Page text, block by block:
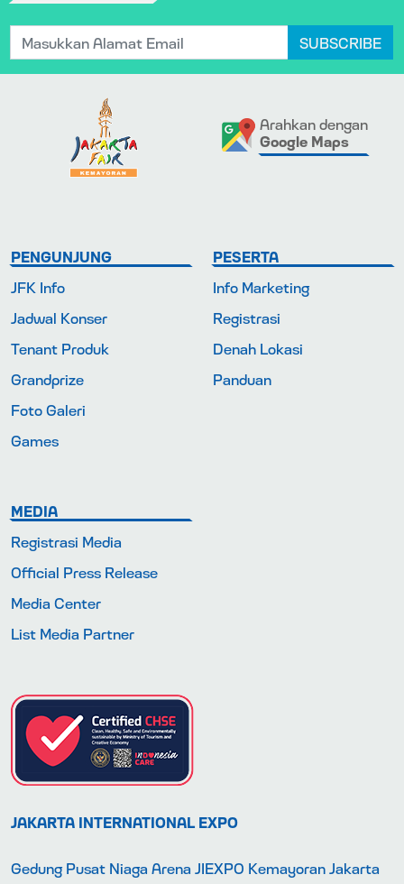
SUBSCRIBE
Arahkan dengan
Google Maps
PENGUNJUNG
JFK Info
Jadwal Konser
Tenant Produk
Grandprize
Foto Galeri
Games
PESERTA
Info Marketing
Registrasi
Denah Lokasi
Panduan
MEDIA
Registrasi Media
Official Press Release
Media Center
List Media Partner
JAKARTA INTERNATIONAL EXPO
Gedung Pusat Niaga Arena JIEXPO Kemayoran Jakarta